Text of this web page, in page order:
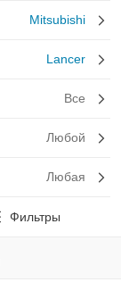
Mitsubishi
Lancer
Все
Любой
Любая
Фильтры